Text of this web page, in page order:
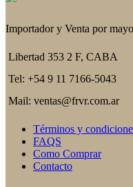
Importador y Venta por
Libertad 353 2 F, CABA
Tel: +54 9 11 7166-5043
Mail: ventas@frvr.com.ar
Términos y
FAQS
Como Comprar
Contacto